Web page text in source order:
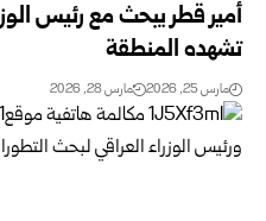
أمير قطر يبحث مع رئيس
تشهده المنطقة
مارس 25, 2026 مارس 28, 2026